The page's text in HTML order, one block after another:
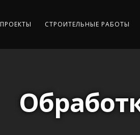
ПРОЕКТЫ СТРОИТЕЛЬНЫЕ РАБОТЫ